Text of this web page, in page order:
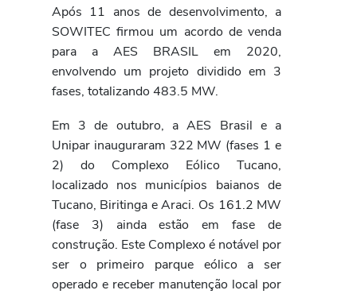
Após 11 anos de desenvolvimento, a
SOWITEC firmou um acordo de venda
para a AES BRASIL em 2020,
envolvendo um projeto dividido em 3
fases, totalizando 483.5 MW.
Em 3 de outubro, a AES Brasil e a
Unipar inauguraram 322 MW (fases 1 e
2) do Complexo Eólico Tucano,
localizado nos municípios baianos de
Tucano, Biritinga e Araci. Os 161.2 MW
(fase 3) ainda estão em fase de
construção. Este Complexo é notável por
ser o primeiro parque eólico a ser
operado e receber manutenção local por